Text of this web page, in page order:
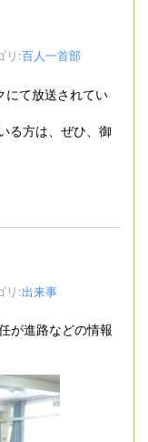
リ:百人一首部
にて放送されてい
る方は、ぜひ、御
リ:出来事
が進路などの情報